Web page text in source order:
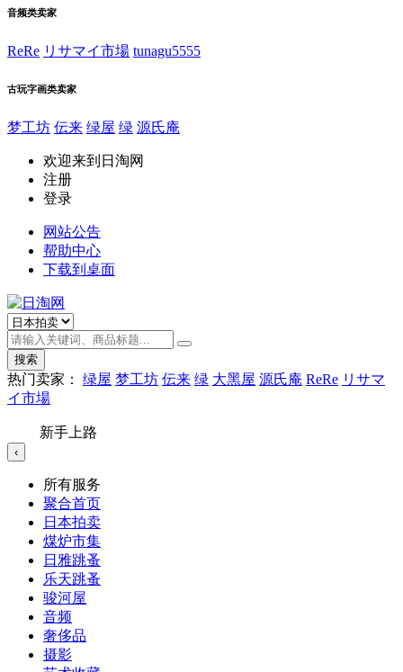
音频类卖家
ReRe リサマイ市場 tunagu5555
古玩字画类卖家
梦工坊 伝来 绿屋 绿 源氏庵
欢迎来到日淘网
注册
登录
网站公告
帮助中心
下载到桌面
搜索
热门卖家： 绿屋 梦工坊 伝来 绿 大黑屋 源氏庵 ReRe リサマ
イ市場
新手上路
‹
所有服务
聚合首页
日本拍卖
煤炉市集
日雅跳蚤
乐天跳蚤
骏河屋
音频
奢侈品
摄影